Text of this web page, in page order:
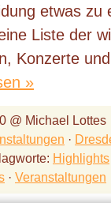
etwas zu
Liste der
Konzerte
»
@ Michael Lottes
·
Highlights
· Veranstaltungen